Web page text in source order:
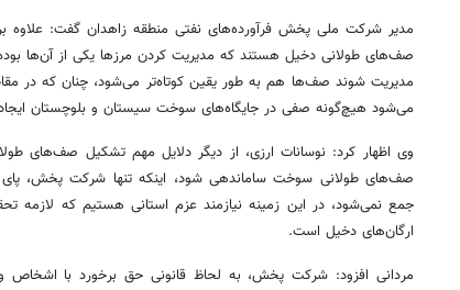
مدیر شرکت ملی پخش فرآورده‌های نفتی منطقه زاهدان گفت: علاوه
صف‌های طولانی دخیل هستند که مدیریت کردن مرزها یکی از آن‌ها
مدیریت شوند صف‌ها هم به طور یقین کوتاه‌تر می‌شود، چنان که در
می‌شود هیچ‌گونه صفی در جایگاه‌های سوخت سیستان و بلوچستان
وی اظهار کرد: نوسانات ارزی، از دیگر دلایل مهم تشکیل صف‌های
صف‌های طولانی سوخت ساماندهی شود، اینکه تنها شرکت پخش،
جمع نمی‌شود، در این زمینه نیازمند عزم استانی هستیم که لازمه
ارگان‌های دخیل است.
مردانی افزود: شرکت پخش، به لحاظ قانونی حق برخورد با اشخاص و